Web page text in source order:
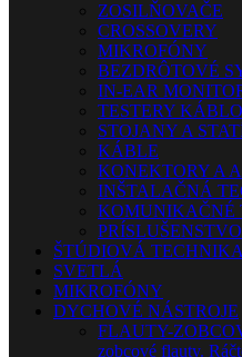
ZOSILŇOVAČE
CROSSOVERY
MIKROFÓNY
BEZDRÔTOVÉ
IN-EAR
TESTERY
STOJANY A
KÁBLE
KONEKTORY A
INŠTALAČNÁ
KOMUNIKAČNÉ
PRÍSLUŠENSTVO
ŠTÚDIOVÁ TECHNIKA
SVETLÁ
MIKROFÓNY
DYCHOVÉ NÁSTROJE
FLAUTY-
zobcové flauty.